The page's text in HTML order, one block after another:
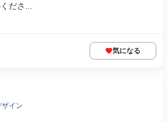
ださ...
気になる
イン